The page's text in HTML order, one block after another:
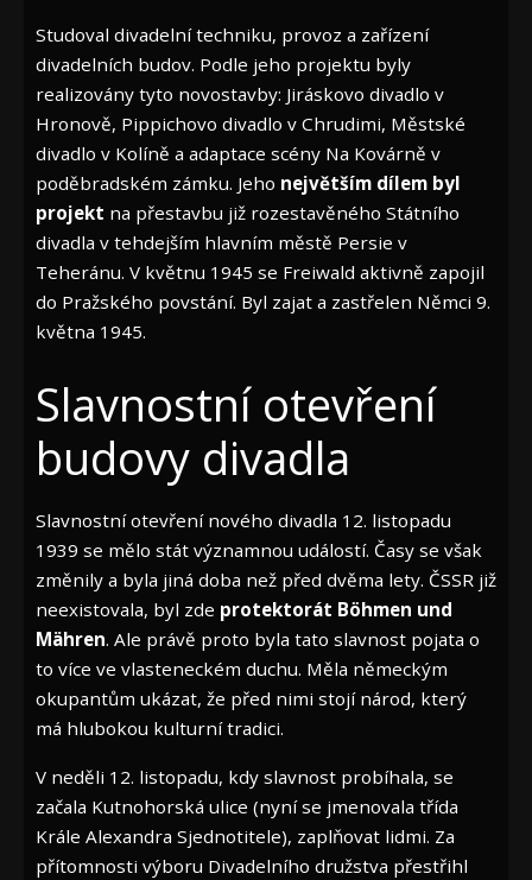
Studoval divadelní techniku, provoz a zařízení
divadelních budov. Podle jeho projektu byly
realizovány tyto novostavby: Jiráskovo divadlo v
Hronově, Pippichovo divadlo v Chrudimi, Městské
divadlo v Kolíně a adaptace scény Na Kovárně v
poděbradském zámku. Jeho největším dílem byl
projekt na přestavbu již rozestavěného Státního
divadla v tehdejším hlavním městě Persie v
Teheránu. V květnu 1945 se Freiwald aktivně zapojil
do Pražského povstání. Byl zajat a zastřelen Němci 9.
května 1945.
Slavnostní otevření
budovy divadla
Slavnostní otevření nového divadla 12. listopadu
1939 se mělo stát významnou událostí. Časy se však
změnily a byla jiná doba než před dvěma lety. ČSSR již
neexistovala, byl zde protektorát Böhmen und
Mähren. Ale právě proto byla tato slavnost pojata o
to více ve vlasteneckém duchu. Měla německým
okupantům ukázat, že před nimi stojí národ, který
má hlubokou kulturní tradici.
V neděli 12. listopadu, kdy slavnost probíhala, se
začala Kutnohorská ulice (nyní se jmenovala třída
Krále Alexandra Sjednotitele), zaplňovat lidmi. Za
přítomnosti výboru Divadelního družstva přestřihl